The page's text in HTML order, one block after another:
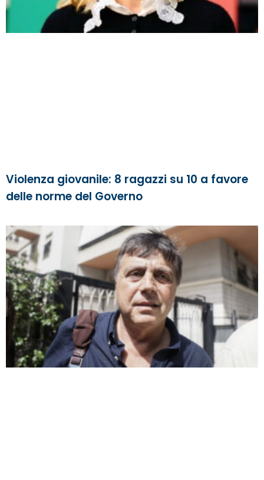
Violenza giovanile: 8 ragazzi su 10 a favore
delle norme del Governo